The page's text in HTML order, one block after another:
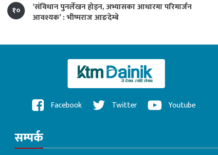
१०
‘संविधान पुनर्लेखन होइन, अभ्यासका आधारमा परिमार्जन
आवश्यक’ : भीष्मराज आङदेम्बे
Facebook Twitter Youtube
सम्पर्क